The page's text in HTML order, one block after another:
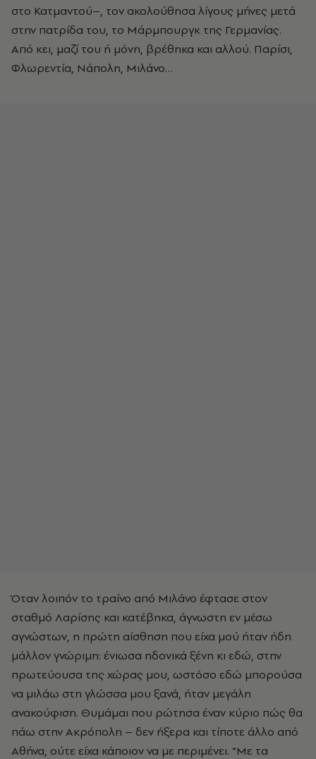
στο Κατμαντού–, τον ακολούθησα λίγους μήνες μετά
στην πατρίδα του, το Μάρμπουργκ της Γερμανίας.
Από κει, μαζί του ή μόνη, βρέθηκα και αλλού. Παρίσι,
Φλωρεντία, Νάπολη, Μιλάνο…
Όταν λοιπόν το τραίνο από Μιλάνο έφτασε στον
σταθμό Λαρίσης και κατέβηκα, άγνωστη εν μέσω
αγνώστων, η πρώτη αίσθηση που είχα μού ήταν ήδη
μάλλον γνώριμη: ένιωσα ηδονικά ξένη κι εδώ, στην
πρωτεύουσα της χώρας μου, ωστόσο εδώ μπορούσα
να μιλάω στη γλώσσα μου ξανά, ήταν μεγάλη
ανακούφιση. Θυμάμαι που ρώτησα έναν κύριο πώς θα
πάω στην Ακρόπολη – δεν ήξερα και τίποτε άλλο από
Αθήνα, ούτε είχα κάποιον να με περιμένει. “Με τα